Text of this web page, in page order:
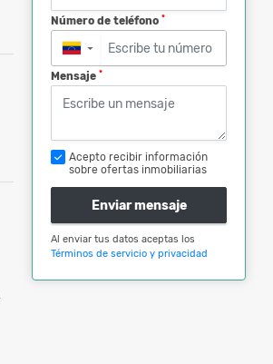
Número de teléfono *
▼
Mensaje *
Acepto recibir información
sobre ofertas inmobiliarias
Enviar mensaje
Al enviar tus datos aceptas los
Términos de servicio y privacidad